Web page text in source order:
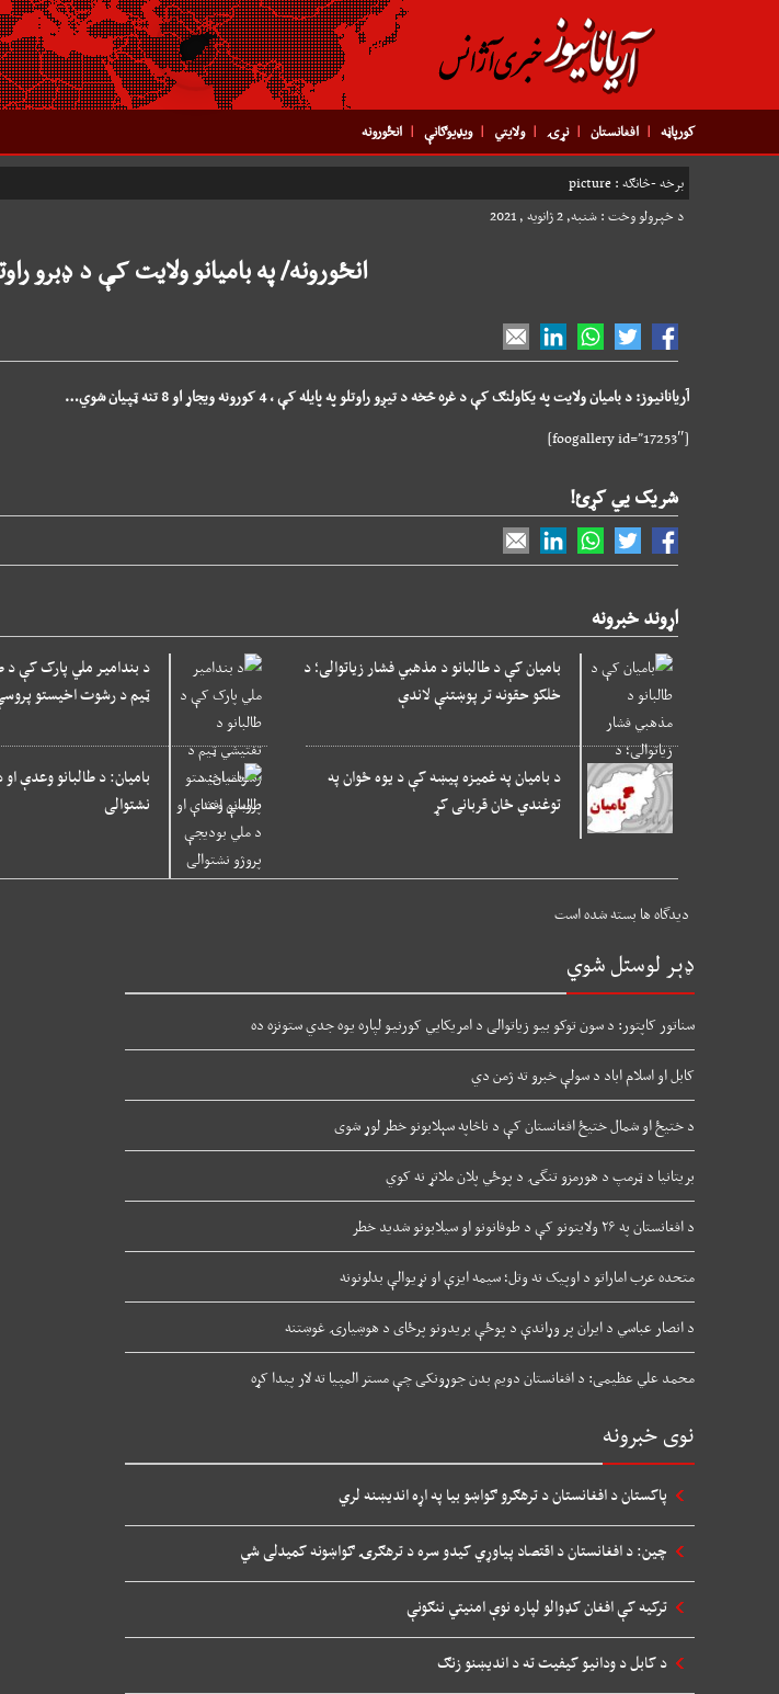
کورپاڼه افغانستان نړۍ ولایتي ویډیوګانې انځورونه
برخه -څانګه : picture
د خپرولو وخت : شنبه, 2 ژانویه , 2021
انځورونه/ په بامیانو ولایت کې د ډبرو
آریانانیوز: د بامیان ولایت په یکاولنګ کې د غره څخه د تیږو راوتلو په پایله کې ، 4 کورونه ویجاړ او 8 تنه ټپیان شوي…
[foogallery id=”17253″]
شریک یي کړئ!
اړوند خبرونه
بامیان کې د طالبانو د مذهبي فشار زیاتوالی؛ د
خلکو حقونه تر پوښتنې لاندې
د بندامیر ملي پارک کې د
ټیم د رشوت اخیستو
د بامیان په غمیزه پیښه کې د یوه ځوان په
توغندي ځان قربانی کړ
بامیان: د طالبانو وعدې
نشتوالی
دیدگاه ها بسته شده است
ډېر لوستل شوي
سناتور کاپتور: د سون توکو بیو زیاتوالی د امریکایي کورنیو لپاره یوه جدي ستونزه ده
کابل او اسلام اباد د سولې خبرو ته ژمن دي
د ختیځ او شمال ختیځ افغانستان کې د ناڅاپه سېلابونو خطر لوړ شوی
بریتانیا د ټرمپ د هورمزو تنگۍ د پوځي پلان ملاتړ نه کوي
د افغانستان په ۲۶ ولایتونو کې د طوفانونو او سیلابونو شدید خطر
متحده عرب اماراتو د اوپیک نه وتل؛ سیمه ایزې او نړیوالې بدلونونه
د انصار عباسي د ایران پر وړاندې د پوځې بریدونو پرځای د هوښیارۍ غوښتنه
محمد علي عظیمی: د افغانستان دویم بدن جوړونکی چې مستر المپیا ته لار پیدا کړه
نوی خبرونه
پاکستان د افغانستان د ترهګرو ګواښو بیا په اړه اندیښنه لري
چین: د افغانستان د اقتصاد پیاوړي کیدو سره د ترهګرۍ ګواښونه کمیدلی شي
ترکیه کې افغان کډوالو لپاره نوې امنیتي ننګونې
د کابل د ودانیو کیفیت ته د اندیښنو زنګ